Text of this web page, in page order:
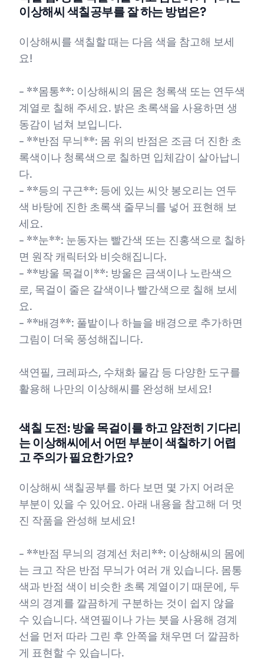
이상해씨 색칠공부를 잘 하는 방법은?
이상해씨를 색칠할 때는 다음 색을 참고해 보세
요!
- **몸통**: 이상해씨의 몸은 청록색 또는 연두색
계열로 칠해 주세요. 밝은 초록색을 사용하면 생
동감이 넘쳐 보입니다.
- **반점 무늬**: 몸 위의 반점은 조금 더 진한 초
록색이나 청록색으로 칠하면 입체감이 살아납니
다.
- **등의 구근**: 등에 있는 씨앗 봉오리는 연두
색 바탕에 진한 초록색 줄무늬를 넣어 표현해 보
세요.
- **눈**: 눈동자는 빨간색 또는 진홍색으로 칠하
면 원작 캐릭터와 비슷해집니다.
- **방울 목걸이**: 방울은 금색이나 노란색으
로, 목걸이 줄은 갈색이나 빨간색으로 칠해 보세
요.
- **배경**: 풀밭이나 하늘을 배경으로 추가하면
그림이 더욱 풍성해집니다.
색연필, 크레파스, 수채화 물감 등 다양한 도구를
활용해 나만의 이상해씨를 완성해 보세요!
색칠 도전: 방울 목걸이를 하고 얌전히 기다리
는 이상해씨에서 어떤 부분이 색칠하기 어렵
고 주의가 필요한가요?
이상해씨 색칠공부를 하다 보면 몇 가지 어려운
부분이 있을 수 있어요. 아래 내용을 참고해 더 멋
진 작품을 완성해 보세요!
- **반점 무늬의 경계선 처리**: 이상해씨의 몸에
는 크고 작은 반점 무늬가 여러 개 있습니다. 몸통
색과 반점 색이 비슷한 초록 계열이기 때문에, 두
색의 경계를 깔끔하게 구분하는 것이 쉽지 않을
수 있습니다. 색연필이나 가는 붓을 사용해 경계
선을 먼저 따라 그린 후 안쪽을 채우면 더 깔끔하
게 표현할 수 있습니다.